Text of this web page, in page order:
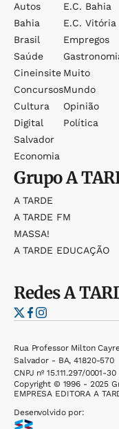
Autos
Bahia
Brasil
Saúde
Cineinsite
Concursos
Cultura
Digital
Salvador
Economia
E.c. Bahia
E.c. Vitória
Empregos
Muito
Mundo
Opinião
Política
GrupoA
A TARDE
A TARDE FM
MASSA!
A TARDE EDUCAÇÃO
RedesA
Rua Professor Milton
Salvador - BA, 41820-570
CNPJ nº 15.111.297/0001-30
Copyright © 1996 - 2025
EMPRESA EDITORA A
Desenvolvido por: